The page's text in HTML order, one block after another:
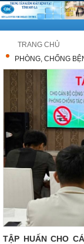
TRANG CHỦ
PHÒNG, CHỐNG
TẬP HUẤN CHO